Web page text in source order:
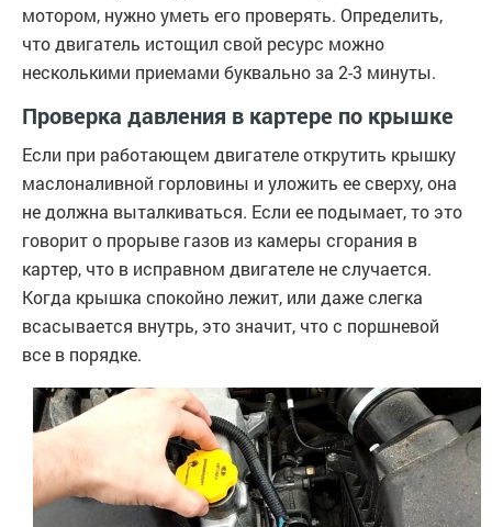
мотором, нужно уметь его проверять. Определить,
что двигатель истощил свой ресурс можно
несколькими приемами буквально за 2-3 минуты.
Проверка давления в картере по крышке
Если при работающем двигателе открутить крышку
маслоналивной горловины и уложить ее сверху, она
не должна выталкиваться. Если ее подымает, то это
говорит о прорыве газов из камеры сгорания в
картер, что в исправном двигателе не случается.
Когда крышка спокойно лежит, или даже слегка
всасывается внутрь, это значит, что с поршневой
все в порядке.